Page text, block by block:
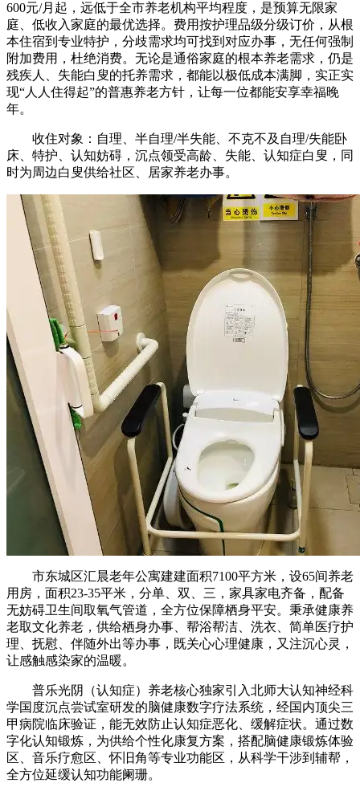
600元/月起，远低于全市养老机构平均程度，是预算无限家
庭、低收入家庭的最优选择。费用按护理品级分级订价，从根
本住宿到专业特护，分歧需求均可找到对应办事，无任何强制
附加费用，杜绝消费。无论是通俗家庭的根本养老需求，仍是
残疾人、失能白叟的托养需求，都能以极低成本满脚，实正实
现“人人住得起”的普惠养老方针，让每一位都能安享幸福晚
年。
收住对象：自理、半自理/半失能、不克不及自理/失能卧
床、特护、认知妨碍，沉点领受高龄、失能、认知症白叟，同
时为周边白叟供给社区、居家养老办事。
市东城区汇晨老年公寓建建面积7100平方米，设65间养老
用房，面积23-35平米，分单、双、三，家具家电齐备，配备
无妨碍卫生间取氧气管道，全方位保障栖身平安。秉承健康养
老取文化养老，供给栖身办事、帮浴帮洁、洗衣、简单医疗护
理、抚慰、伴随外出等办事，既关心心理健康，又注沉心灵，
让感触感染家的温暖。
普乐光阴（认知症）养老核心独家引入北师大认知神经科
学国度沉点尝试室研发的脑健康数字疗法系统，经国内顶尖三
甲病院临床验证，能无效防止认知症恶化、缓解症状。通过数
字化认知锻炼，为供给个性化康复方案，搭配脑健康锻炼体验
区、音乐疗愈区、怀旧角等专业功能区，从科学干涉到辅帮，
全方位延缓认知功能阑珊。